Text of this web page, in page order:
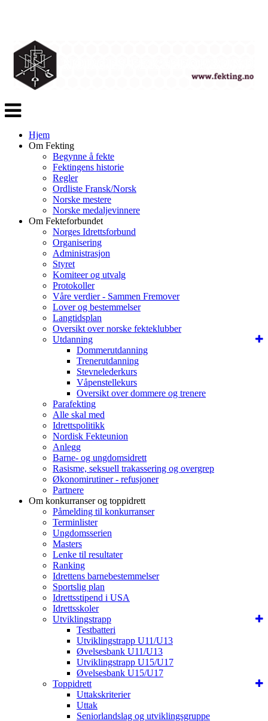
Veksle
navigasjon
Hjem
Om Fekting
Begynne å fekte
Fektingens historie
Regler
Ordliste Fransk/Norsk
Norske mestere
Norske medaljevinnere
Om Fekteforbundet
Norges Idrettsforbund
Organisering
Administrasjon
Styret
Komiteer og utvalg
Protokoller
Våre verdier - Sammen Fremover
Lover og bestemmelser
Langtidsplan
Oversikt over norske fekteklubber
Utdanning
Dommerutdanning
Trenerutdanning
Stevnelederkurs
Våpenstellekurs
Oversikt over dommere og trenere
Parafekting
Alle skal med
Idrettspolitikk
Nordisk Fekteunion
Anlegg
Barne- og ungdomsidrett
Rasisme, seksuell trakassering og overgrep
Økonomirutiner - refusjoner
Partnere
Om konkurranser og toppidrett
Påmelding til konkurranser
Terminlister
Ungdomsserien
Masters
Lenke til resultater
Ranking
Idrettens barnebestemmelser
Sportslig plan
Idrettsstipend i USA
Idrettsskoler
Utviklingstrapp
Testbatteri
Utviklingstrapp U11/U13
Øvelsesbank U11/U13
Utviklingstrapp U15/U17
Øvelsesbank U15/U17
Toppidrett
Uttakskriterier
Uttak
Seniorlandslag og utviklingsgruppe